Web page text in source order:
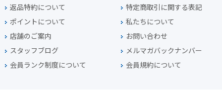
返品特約について
特定商取引に関する表記
ポイントについて
私たちについて
店舗のご案内
お問い合わせ
スタッフブログ
メルマガバックナンバー
会員ランク制度について
会員規約について